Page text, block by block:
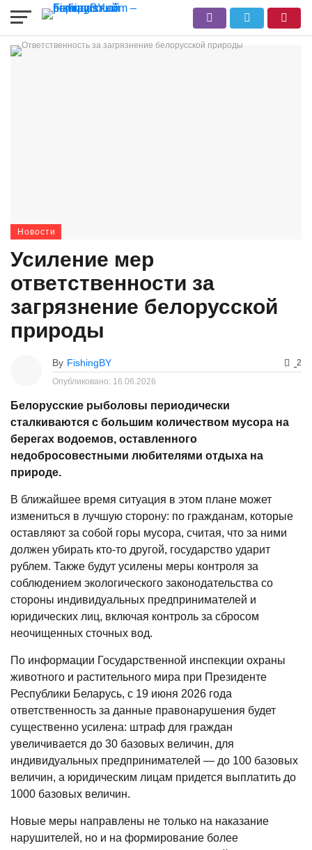
Новости
Усиление мер
ответственности за
загрязнение белорусской
природы
By FishingBY
2
Опубликовано: 16.06.2026
Белорусские рыболовы периодически
сталкиваются с большим количеством мусора на
берегах водоемов, оставленного
недобросовестными любителями отдыха на
природе.
В ближайшее время ситуация в этом плане может
измениться в лучшую сторону: по гражданам, которые
оставляют за собой горы мусора, считая, что за ними
должен убирать кто-то другой, государство ударит
рублем. Также будут усилены меры контроля за
соблюдением экологического законодательства со
стороны индивидуальных предпринимателей и
юридических лиц, включая контроль за сбросом
неочищенных сточных вод.
По информации Государственной инспекции охраны
животного и растительного мира при Президенте
Республики Беларусь, с 19 июня 2026 года
ответственность за данные правонарушения будет
существенно усилена: штраф для граждан
увеличивается до 30 базовых величин, для
индивидуальных предпринимателей — до 100 базовых
величин, а юридическим лицам придется выплатить до
1000 базовых величин.
Новые меры направлены не только на наказание
нарушителей, но и на формирование более